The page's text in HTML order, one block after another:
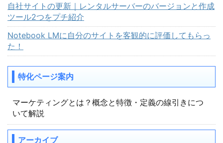
自社サイトの更新｜レンタルサーバーのバージョンと作成
ツール2つをプチ紹介
Notebook LMに自分のサイトを客観的に評価してもらっ
た！
特化ページ案内
マーケティングとは？概念と特徴・定義の線引きにつ
いて解説
アーカイブ